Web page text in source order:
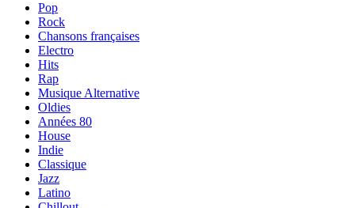
Pop
Rock
Chansons françaises
Electro
Hits
Rap
Musique Alternative
Oldies
Années 80
House
Indie
Classique
Jazz
Latino